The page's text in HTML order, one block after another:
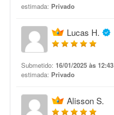
estimada: Privado
Lucas H.
Submetido: 16/01/2025 às 12:43
estimada: Privado
Alisson S.